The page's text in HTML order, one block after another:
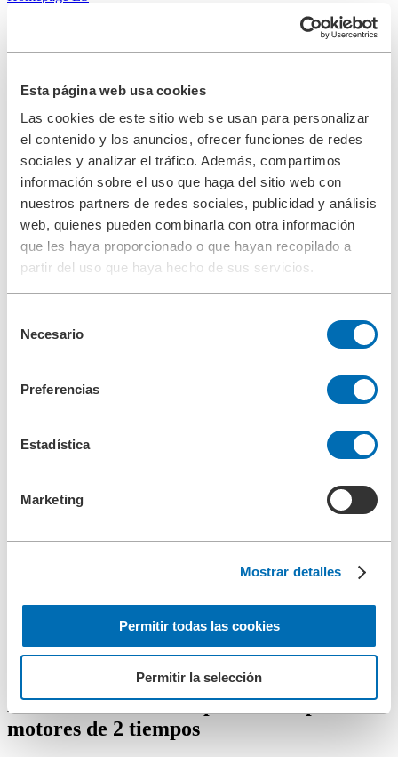
Esta página web usa cookies
Las cookies de este sitio web se usan para personalizar
el contenido y los anuncios, ofrecer funciones de redes
sociales y analizar el tráfico. Además, compartimos
información sobre el uso que haga del sitio web con
nuestros partners de redes sociales, publicidad y análisis
web, quienes pueden combinarla con otra información
que les haya proporcionado o que hayan recopilado a
partir del uso que haya hecho de sus servicios.
Necesario
Preferencias
Estadística
Marketing
Mostrar detalles
Permitir todas las cookies
Permitir la selección
Sistemas de aceite lubricante para motores
Marina - Filtración de aceite
lubricante para motores
En la marina, e l sistema de aceite lubricante en barcos transporta el
aceite lubricante desde el depósito principal hasta el motor. El
sistema se compone básicamente de bombas de transporte
(redundantes), filtros protectores de bombas, filtro automático con el
aceite lubricante (opcional).
Las bombas de transporte, protegidas mediante los filtros protectores
de bombas, transportan el aceite lubricante a través del filtro
puede instalarse opcionalmente en el conducto de lavado a
contracorriente.
suministra al motor directamente. La cantidad restante se filtra aún
más mediante un filtro automático posterior y se emplea para el
Reducciones y mejoras en la contaminación de aceites
Fáciles de instalar y añadir
Grado de filtración preciso
Reducción del riesgo de avería de motor
Reducción de costes de mantenimiento
BOLLFILTER como protección para
motores de 2 tiempos